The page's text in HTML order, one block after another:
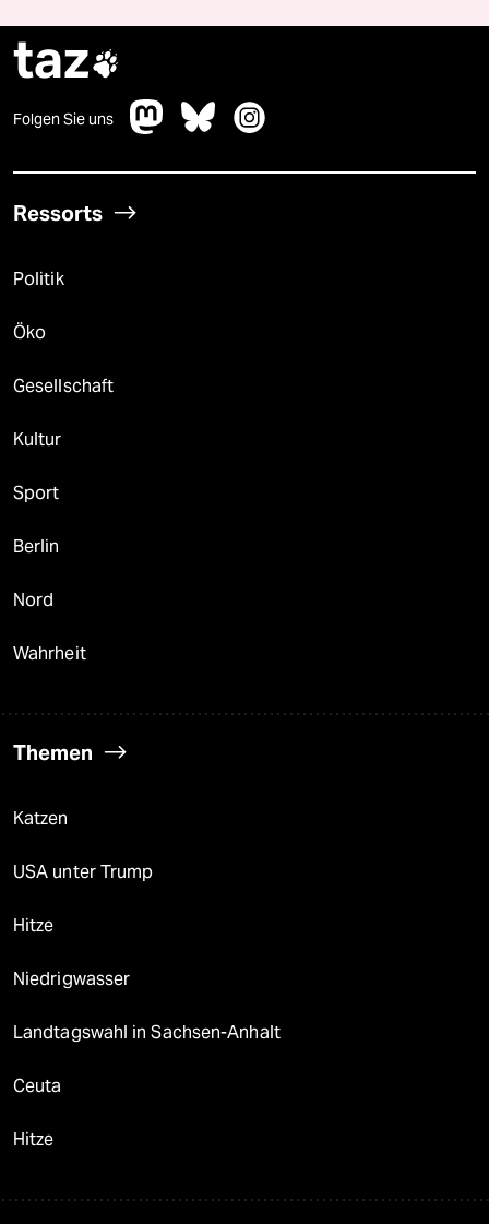
taz
Folgen Sie uns
Ressorts
Politik
Öko
Gesellschaft
Kultur
Sport
Berlin
Nord
Wahrheit
Themen
Katzen
USA unter Trump
Hitze
Niedrigwasser
Landtagswahl in Sachsen-Anhalt
Ceuta
Hitze